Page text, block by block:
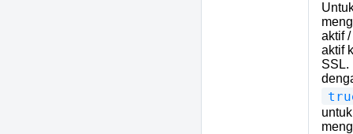
aktif
aktif
SSL.
untuk